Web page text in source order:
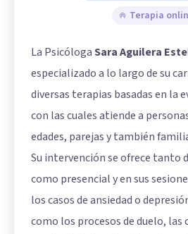
Terapia
La PsicólogaSara Aguilera
especializado a lo largo de su
diversas terapias basadas en la
con las cuales atiende a
edades, parejas y también
Su intervención se ofrece tanto
como presencial y en sus
los casos de ansiedad o
como los procesos de duelo, las